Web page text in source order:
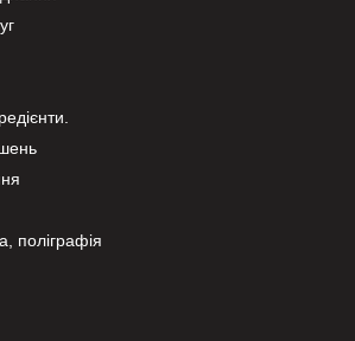
поліграфія